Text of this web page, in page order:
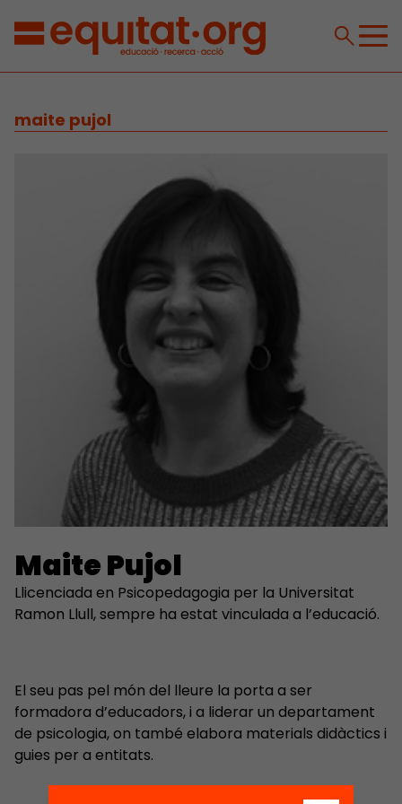
maite pujol
Maite Pujol
Llicenciada en Psicopedagogia per la Universitat
Ramon Llull, sempre ha estat vinculada a l’educació.
El seu pas pel món del lleure la porta a ser
formadora d’educadors, i a liderar un departament
de psicologia, on també elabora materials didàctics i
guies per a entitats.